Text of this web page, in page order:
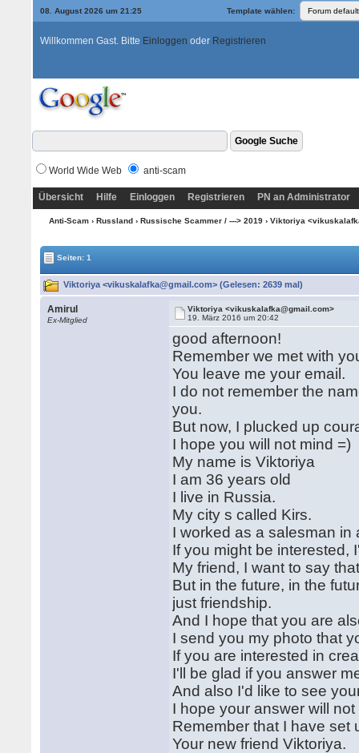
08. August 2026 um 21:25 Template wählen:
Willkommen Gast. Bitte Einloggen oder Registrieren
World Wide Web anti-scam
Übersicht Hilfe Einloggen Registrieren PN an Administrator
Anti-Scam› Russland› Russische Scammer / ---> 2019› Viktoriya
Seiten: 1
Viktoriya <vikuskalafka@gmail.com> (Gelesen: 2639 mal)
Amirul
Ex-Mitglied
Viktoriya <vikuskalafka@gmail.com>
19. März 2016 um 20:42
good afternoon!
Remember we met with
You leave me your email.
I do not remember the
you.
But now, I plucked up
I hope you will not mind =)
My name is Viktoriya
I am 36 years old
I live in Russia.
My city s called Kirs.
I worked as a salesman in
If you might be interested,
My friend, I want to say
But in the future, in the
just friendship.
And I hope that you are
I send you my photo that
If you are interested in
I'll be glad if you answer
And also I'd like to see
I hope your answer will
Remember that I have set
Your new friend Viktoriya.